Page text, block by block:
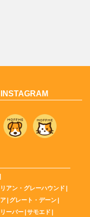
INSTAGRAM
アン・グレーハウンド
グレート・デーン
ーバー サモエド